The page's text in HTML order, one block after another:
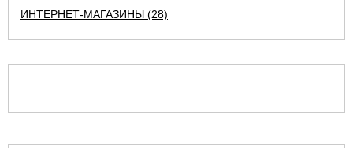
ИНТЕРНЕТ-МАГАЗИНЫ (28)